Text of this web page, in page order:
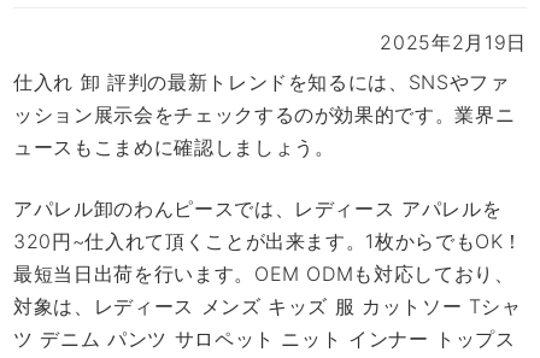
2025年2月19日
仕入れ 卸 評判の最新トレンドを知るには、SNSやファ
ッション展示会をチェックするのが効果的です。業界ニ
ュースもこまめに確認しましょう。
アパレル卸のわんピースでは、レディース アパレルを
320円~仕入れて頂くことが出来ます。1枚からでもOK！
最短当日出荷を行います。OEM ODMも対応しており、
対象は、レディース メンズ キッズ 服 カットソー Tシャ
ツ デニム パンツ サロペット ニット インナー トップス